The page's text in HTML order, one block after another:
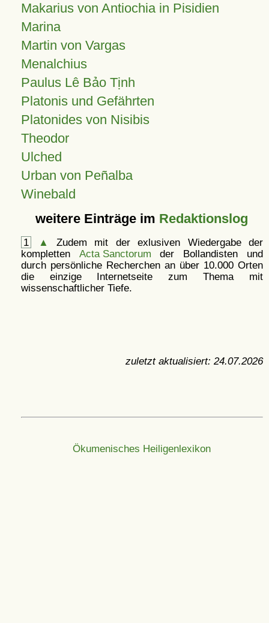
Makarius von Antiochia in Pisidien
Marina
Martin von Vargas
Menalchius
Paulus Lê Bảo Tịnh
Platonis und Gefährten
Platonides von Nisibis
Theodor
Ulched
Urban von Peñalba
Winebald
weitere Einträge im Redaktionslog
1 ▲
Zudem mit der exlusiven Wiedergabe der
kompletten Acta Sanctorum der Bollandisten und
durch persönliche Recherchen an über 10.000 Orten
die einzige Internetseite zum Thema mit
wissenschaftlicher Tiefe.
zuletzt aktualisiert: 24.07.2026
Ökumenisches Heiligenlexikon